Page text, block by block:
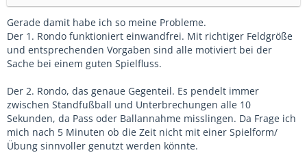
Gerade damit habe ich so meine Probleme.
Der 1. Rondo funktioniert einwandfrei. Mit richtiger Feldgröße
und entsprechenden Vorgaben sind alle motiviert bei der
Sache bei einem guten Spielfluss.
Der 2. Rondo, das genaue Gegenteil. Es pendelt immer
zwischen Standfußball und Unterbrechungen alle 10
Sekunden, da Pass oder Ballannahme misslingen. Da Frage ich
mich nach 5 Minuten ob die Zeit nicht mit einer Spielform/
Übung sinnvoller genutzt werden könnte.